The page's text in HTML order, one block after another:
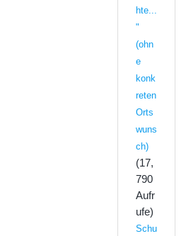
hte...
"
(ohn
e
konk
reten
Orts
wuns
ch)
(17,
790
Aufr
ufe)
Schu